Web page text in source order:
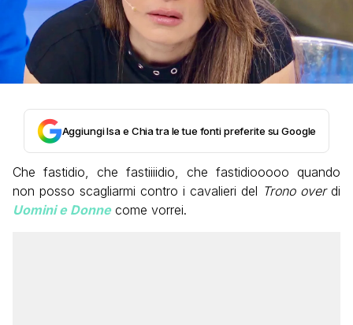
Aggiungi Isa e Chia tra le tue fonti preferite su Google
Che fastidio, che fastiiiidio, che fastidiooooo quando
non posso scagliarmi contro i cavalieri del Trono overdi
Uomini e Donnecome vorrei.